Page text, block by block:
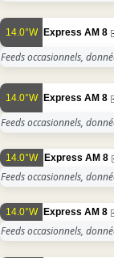
14.0°W Express AM 8
Feeds occasionnels,
14.0°W Express AM 8
Feeds occasionnels,
14.0°W Express AM 8
Feeds occasionnels,
14.0°W Express AM 8
Feeds occasionnels,